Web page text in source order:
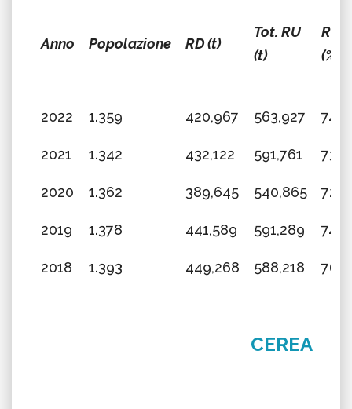
Anno Popolazione RD (t)
Tot. RU
(t)
RD
(%)
2022 1.359 420,967 563,927
2021 1.342 432,122 591,761
2020 1.362 389,645 540,865
2019 1.378 441,589 591,289
2018 1.393 449,268 588,218
CEREA